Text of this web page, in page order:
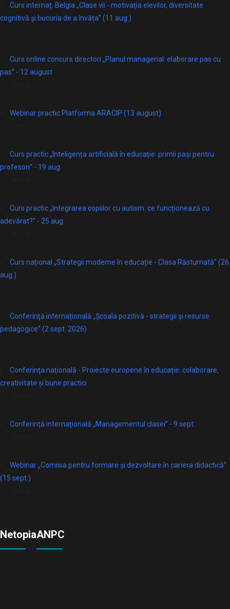
Curs internaț. Belgia „Clase vii - motivația elevilor, diversitate
cognitivă și bucuria de a învăța” (11 aug.)
Curs online concurs directori „Planul managerial: elaborare pas cu
pas” - 12 august
Webinar practic Platforma ARACIP (13 august)
Curs practic „Inteligența artificială în educație: primii pași pentru
profesori” - 19 aug.
Curs practic „Integrarea copiilor cu autism: ce funcționează cu
adevărat?” - 25 aug.
Curs național „Strategii moderne în educație - Clasa Răsturnată” (26
aug.)
Conferință internațională „Școala pozitivă - strategii și resurse
pedagogice” (2 sept. 2026)
Conferința națională - Proiecte europene în educație: colaborare,
creativitate și bune practici
Conferință internațională „Managementul clasei” - 9 sept.
Webinar „Comisia pentru formare și dezvoltare în cariera didactică”
(15 sept.)
NetopiaANPC